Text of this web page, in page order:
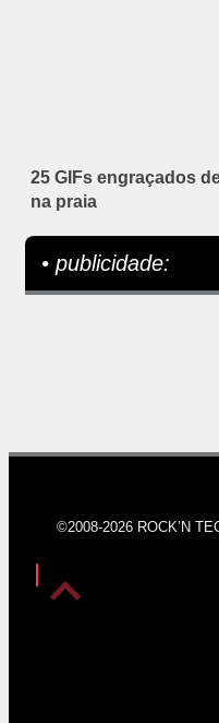
25 GIFs engraçados
na praia
• publicidade:
©2008-2026 ROCK’N